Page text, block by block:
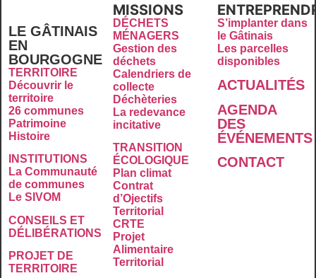
LE GÂTINAIS
EN
BOURGOGNE
TERRITOIRE
Découvrir le
territoire
26 communes
Patrimoine
Histoire
INSTITUTIONS
La Communauté
de communes
Le SIVOM
CONSEILS ET
DÉLIBÉRATIONS
PROJET DE
TERRITOIRE
MISSIONS
DÉCHETS
MÉNAGERS
Gestion des
déchets
Calendriers de
collecte
Déchèteries
La redevance
incitative
TRANSITION
ÉCOLOGIQUE
Plan climat
Contrat
d’Ojectifs
Territorial
CRTE
Projet
Alimentaire
Territorial
S’implanter dans
le Gâtinais
Les parcelles
disponibles
ACTUALITÉS
AGENDA
DES
ÉVÉNEMENTS
CONTACT